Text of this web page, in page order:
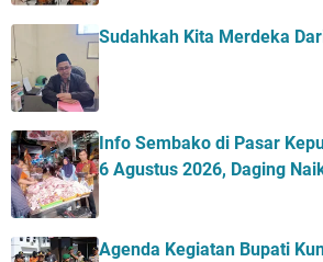
Sudahkah Kita Merdeka
Info Sembako di Pasar
6 Agustus 2026, Daging
Agenda Kegiatan Bupati